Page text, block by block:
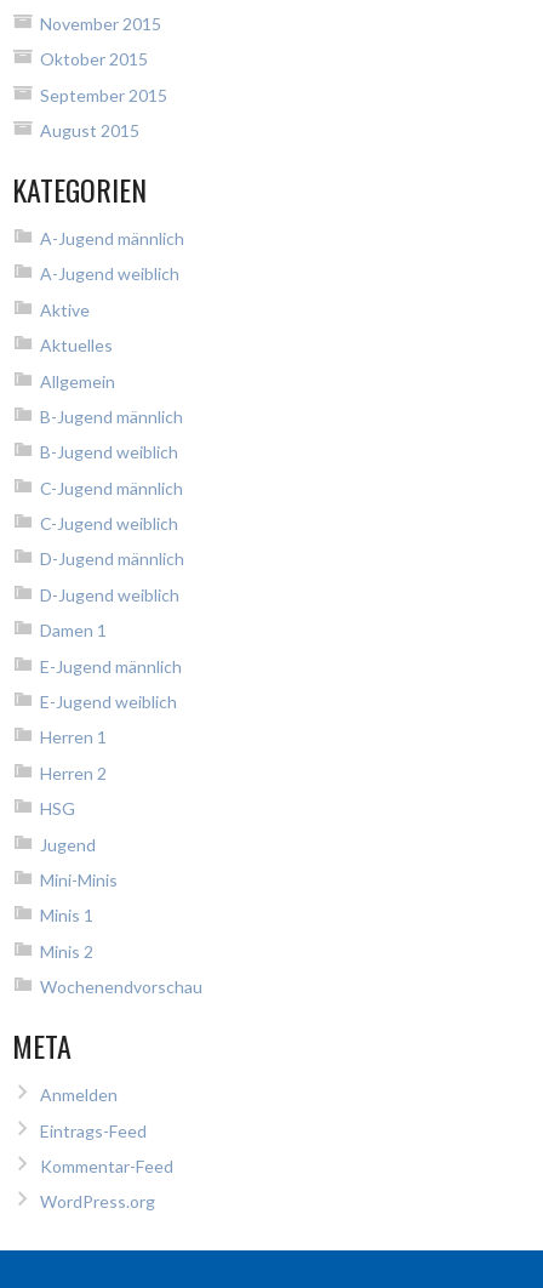
November 2015
Oktober 2015
September 2015
August 2015
KATEGORIEN
A-Jugend männlich
A-Jugend weiblich
Aktive
Aktuelles
Allgemein
B-Jugend männlich
B-Jugend weiblich
C-Jugend männlich
C-Jugend weiblich
D-Jugend männlich
D-Jugend weiblich
Damen 1
E-Jugend männlich
E-Jugend weiblich
Herren 1
Herren 2
HSG
Jugend
Mini-Minis
Minis 1
Minis 2
Wochenendvorschau
META
Anmelden
Eintrags-Feed
Kommentar-Feed
WordPress.org